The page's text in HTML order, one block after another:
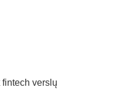
verslų